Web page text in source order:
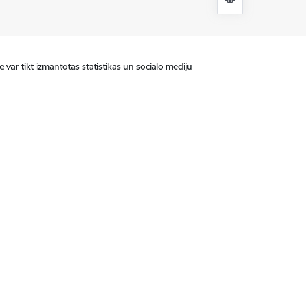
var tikt izmantotas statistikas un sociālo mediju